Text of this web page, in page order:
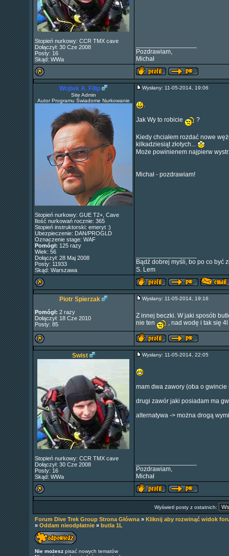
Stopień nurkowy: CCR TMX cave
Dołączył: 30 Cze 2008
Posty: 16
Skąd: WWa
Pozdrawiam,
Michał
Wojtek A. Filip
Site Admin
Autor Programu Świadome Nurkowanie
Stopień nurkowy: GUE T2+, Cave
Ilość nurkowań rocznie: 365
Stopień instruktorski: emeryt :)
Ubezpieczenie: DAN/PROGLD
Oznaczenie stage: WAF
Pomógł: 125 razy
Wiek: 56
Dołączył: 28 Maj 2008
Posty: 11933
Skąd: Warszawa
Wysłany: 11-05-2014, 19:06
.
Jak Wy to robicie ?
Kiedy chciałem rozdać nowe
kilkadziesiąt złotych...
Może powinienem najpierw
Michał - pozdrawiam!
Bądź dobrej myśli, bo po co być
S. Lem
Piotr Spierzak
Pomógł: 2 razy
Dołączył: 18 Cze 2010
Posty: 85
Wysłany: 11-05-2014, 19:16
Z innej beczki. W jaki sposób
nie ten
, nad wodę i tak się
Swist
Stopień nurkowy: CCR TMX cave
Dołączył: 30 Cze 2008
Posty: 16
Skąd: WWa
Wysłany: 11-05-2014, 22:05
mam dwa zawory (oba o gwincie
drugi zawór jaki posiadam ma
alternatywa -> można drogą
Pozdrawiam,
Michał
Wyświetl posty z ostatnich:
Forum Dive Trek Group Strona Główna» Kliknij aby rozwinąć widok
» Oddam nieodpłatnie» butla 1L
Nie możeszpisać nowych tematów